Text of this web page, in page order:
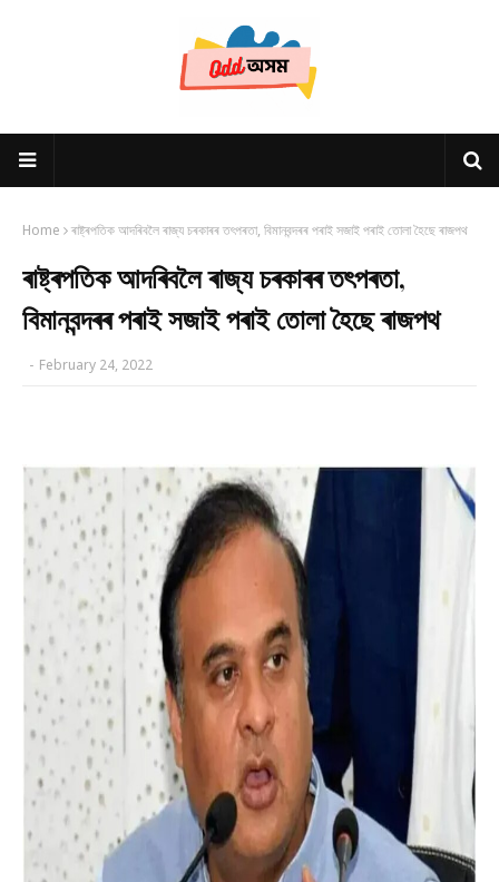
Home ৰাষ্ট্ৰপতিক আদৰিবলৈ ৰাজ্য চৰকাৰৰ তৎপৰতা, বিমানবন্দৰৰ পৰাই সজাই পৰাই তোলা হৈছে ৰাজপথ
ৰাষ্ট্ৰপতিক আদৰিবলৈ ৰাজ্য চৰকাৰৰ তৎপৰতা,
বিমানবন্দৰৰ পৰাই সজাই পৰাই তোলা হৈছে ৰাজপথ
- February 24, 2022